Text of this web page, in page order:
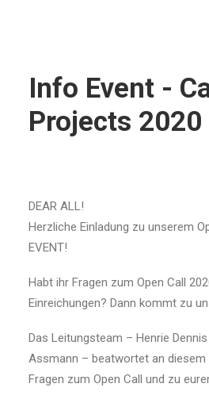
Info Event -
Projects 2020
DEAR ALL!
Herzliche Einladung zu unserem
EVENT!
Habt ihr Fragen zum Open Call
Einreichungen? Dann kommt zu
Das Leitungsteam – Henrie
Assmann – beatwortet an diesem
Fragen zum Open Call und zu